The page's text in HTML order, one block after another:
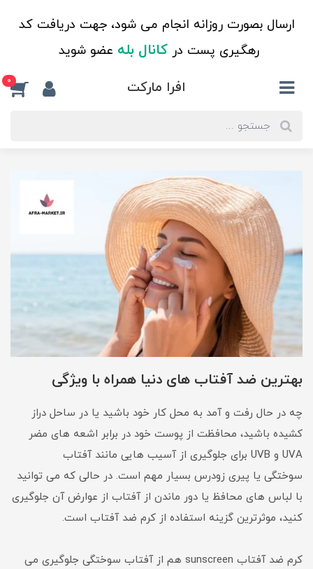
ارسال بصورت روزانه انجام می شود، جهت دریافت کد
رهگیری پست درکانال بله عضو شوید
افرا مارکت 0
بهترین ضد آفتاب های دنیا همراه با ویژگی
چه در حال رفت و آمد به محل کار خود باشید یا در ساحل دراز
کشیده باشید، محافظت از پوست خود در برابر اشعه های مضر
UVA و UVB برای جلوگیری از آسیب هایی مانند آفتاب
سوختگی یا پیری زودرس بسیار مهم است. در حالی که می توانید
با لباس های محافظ یا دور ماندن از آفتاب از عوارض آن جلوگیری
کنید، موثرترین گزینه استفاده از کرم ضد آفتاب است.
کرم ضد آفتاب sunscreen هم از آفتاب سوختگی جلوگیری می